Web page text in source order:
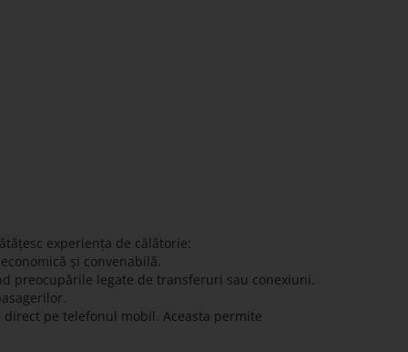
experiența de călătorie:
și convenabilă.
preocupările legate de transferuri sau conexiuni.
pe telefonul mobil. Aceasta permite